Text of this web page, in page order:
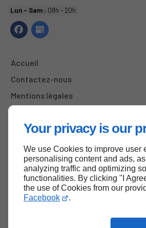
Your privacy is our
We use Cookies to improve user
personalising content and ads,
analyzing traffic and optimizing
functionalities. By clicking "I
the use of Cookies from our
Facebook
.
Lun - Sam : 08h - 20h
Accueil
Contactez-nous
Mentions légales
Haut de page